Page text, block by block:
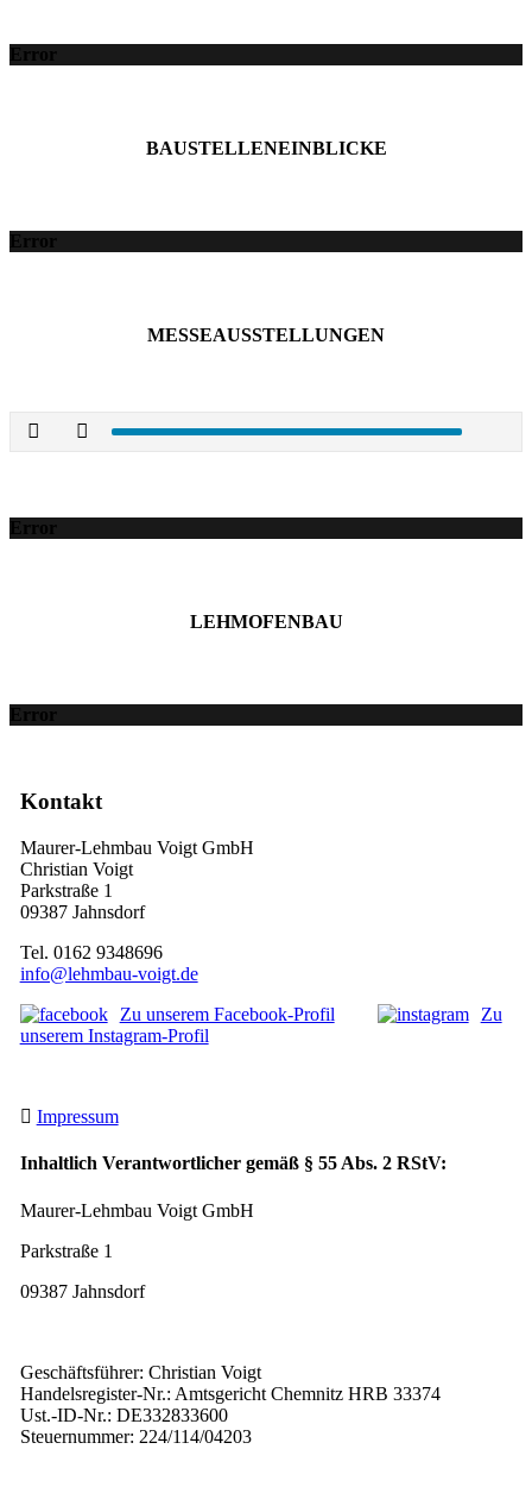
Error
BAUSTELLENEINBLICKE
Error
MESSEAUSSTELLUNGEN
Error
LEHMOFENBAU
Error
Kontakt
Maurer-Lehmbau Voigt GmbH
Christian Voigt
Parkstraße 1
09387 Jahnsdorf
Tel. 0162 9348696
info@lehmbau-voigt.de
Zu unserem Facebook-Profil
Zu
unserem Instagram-Profil
Impressum
Inhaltlich Verantwortlicher gemäß § 55 Abs. 2 RStV:
Maurer-Lehmbau Voigt GmbH
Parkstraße 1
09387 Jahnsdorf
Geschäftsführer: Christian Voigt
Handelsregister-Nr.: Amtsgericht Chemnitz HRB 33374
Ust.-ID-Nr.: DE332833600
Steuernummer: 224/114/04203